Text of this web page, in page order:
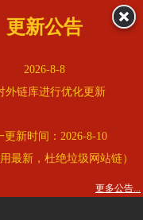
？ 超级外链只是一个简便而集成
是作弊，那您可以使用超级外
长论坛发布外链，到友情链接
通的外链，它是动态的链接，
外链
，最终使搜索引擎收录带
和外链，
查看展示页面
是否收录
更新公告
2026-8-8
外链库进行优化更新
更新时间：2026-8-10
用最新，杜绝垃圾网站链）
更多公告...